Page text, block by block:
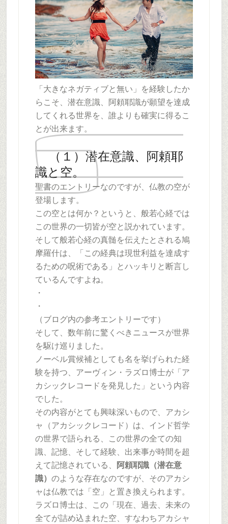
「大きなネガティブと無い」を経験したか
らこそ、潜在意識、阿頼耶識が願望を達成
してくれる世界を、誰よりも確実に得るこ
とが出来ます。
（１）潜在意識、阿頼耶
識と空。
聖書のエントリーなのですが、仏教の空が
登場します。
この空とは何か？というと、般若心経では
この世界の一切皆が空と説かれています。
そして般若心経の真髄を伝えたとされる鳩
摩羅什は、「この経典は現世利益を達成す
るための呪術である」とハッキリと断言し
ているんですよね。
・
・
（ブログ内の参考エントリーです）
そして、数年前に驚くべきニュースが世界
を駆け巡りました。
ノーベル賞候補としても名を挙げられた経
験を持つ、アーヴィン・ラズロ博士が「ア
カシックレコードを発見した」という内容
でした。
その内容がとても興味深いもので、アカシ
ャ（アカシックレコード）は、インド哲学
の世界で語られる、この世界の全ての知
識、記憶、そして経験、出来事が時間を超
えて記憶されている、
阿頼耶識（潜在意
識） のような存在なのですが、そのアカシ
ャは仏教では「空」と置き換えられます。
ラズロ博士は、この「現在、過去、未来の
全てが詰め込まれた空、すなわちアカシャ